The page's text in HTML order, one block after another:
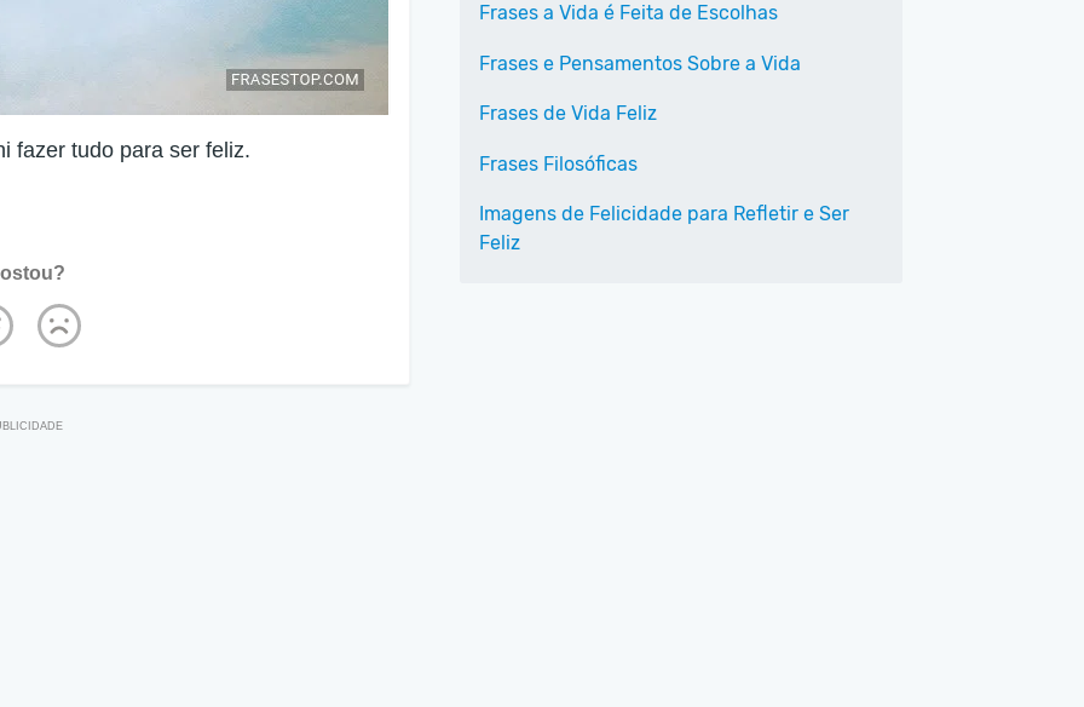
fazer tudo para ser feliz.
Frases a Vida é Feita de Escolhas
Frases e Pensamentos Sobre a Vida
Frases de Vida Feliz
Frases Filosóficas
Imagens de Felicidade para Refletir e Ser
Feliz